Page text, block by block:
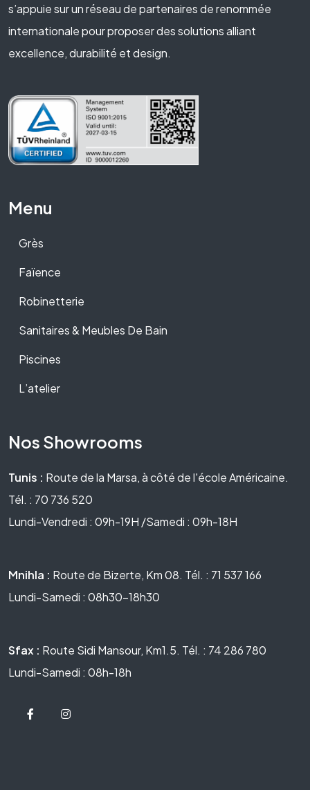
s’appuie sur un réseau de partenaires de renommée
internationale pour proposer des solutions alliant
excellence, durabilité et design.
Menu
Grès
Faïence
Robinetterie
Sanitaires & Meubles De Bain
Piscines
L’atelier
Nos Showrooms
Tunis : Route de la Marsa, à côté de l'école Américaine.
Tél. : 70 736 520
Lundi-Vendredi : 09h-19H /Samedi : 09h-18H
Mnihla : Route de Bizerte, Km 08. Tél. : 71 537 166
Lundi-Samedi : 08h30-18h30
Sfax : Route Sidi Mansour, Km1.5. Tél. : 74 286 780
Lundi-Samedi : 08h-18h